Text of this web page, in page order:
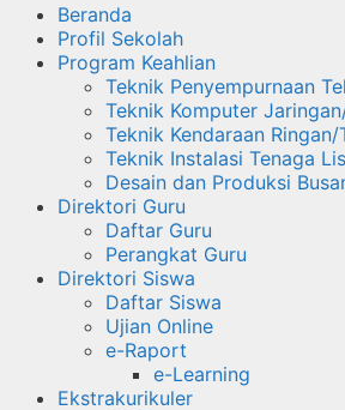
Beranda
Profil Sekolah
Program Keahlian
Teknik Penyempurnaan
Teknik Komputer
Teknik Kendaraan Ringan/
Teknik Instalasi Tenaga
Desain dan Produksi
Direktori Guru
Daftar Guru
Perangkat Guru
Direktori Siswa
Daftar Siswa
Ujian Online
e-Raport
e-Learning
Ekstrakurikuler